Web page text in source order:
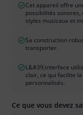
Cet appareil offre
possibilités
styles musicaux et
Sa construction
transporter.
L&#39;interface
clair, ce qui facilite
personnalisés.
Ce que vous devez